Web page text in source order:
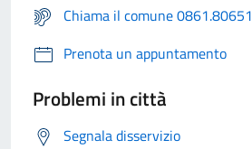
Chiama il comune 0861.80651
Prenota un appuntamento
Problemi in città
Segnala disservizio